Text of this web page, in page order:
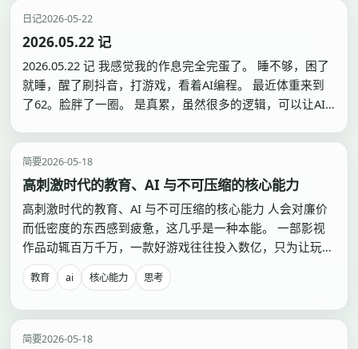
引擎排序和 TCP/IP 协议。人只…
日记2026-05-22
2026.05.22 记
2026.05.22 记 我感觉我的作息完全完蛋了。 睡不够，困了
就睡，醒了刷抖音，打游戏，看着AI编程。 最近体重来到
了62。脸胖了一圈。 是真累，虽然很多的逻辑，可以让AI
辅助下，输出的代码X3不止。就这样，我感觉创造需求的能
力我就跟不上了。 代码写完不是就可…
简要2026-05-18
高刺激时代的教育、AI 与不可压缩的核心能力
高刺激时代的教育、AI 与不可压缩的核心能力 人会对廉价
而低密度的东西感到疲惫，这几乎是一种本能。 一部影视
作品动辄百万千万，一款好游戏往往投入数亿，只为让玩家
获得足够好的反馈、沉浸和成长体验。手机、电脑是现代工
业的结晶，AI 更是全球产业链以千亿级资本堆出来的产
磨的…
教育 ai 核心能力 思考
简要2026-05-18